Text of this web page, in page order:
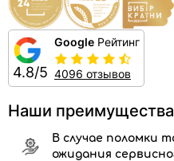
4.8/5
Google Рейтинг
4096 отзывов
Наши
В случае поломки
ожидания